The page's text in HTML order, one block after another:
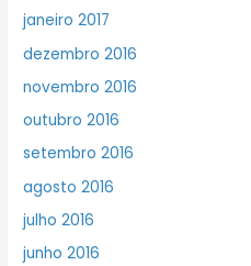
janeiro 2017
dezembro 2016
novembro 2016
outubro 2016
setembro 2016
agosto 2016
julho 2016
junho 2016